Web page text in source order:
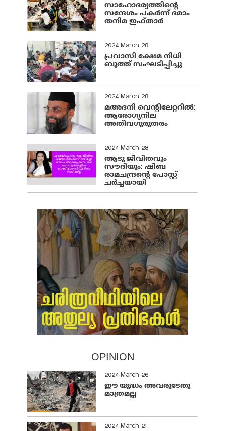
സാഹോദര്യത്തിന്റെ
സന്ദേശം പകർന്ന് ദമാം
തനിമ ഇഫ്‌താർ
2024 March 28
പ്രവാസി ക്ഷേമ നിധി
ബൂത്ത് സംഘടിപ്പിച്ചു
2024 March 28
മഅദനി വെന്റിലേറ്ററിൽ;
ആരോഗ്യനില
അതീവഗുരുതരം
2024 March 28
ആടു ജീവിതവും
സൗദിയും; ഷീബ
രാമചന്ദ്രന്റെ പോസ്റ്റ്
ചര്‍ച്ചയായി
OPINION
2024 March 26
ഈ യുദ്ധം അവരുടേതു
മാത്രമല്ല
2024 March 21